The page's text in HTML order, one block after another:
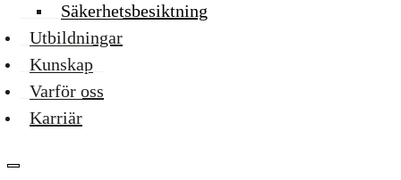
Säkerhetsbesiktning
Utbildningar
Kunskap
Varför oss
Karriär